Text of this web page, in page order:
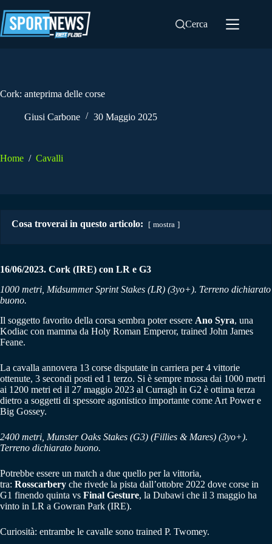
al
contenuto
Cerca
Cork: anteprima delle corse
Giusi Carbone 30 Maggio 2025
Home / Cavalli
Cosa troverai in questo articolo: mostra
16/06/2023. Cork (IRE) con LR e G3
1000 metri, Midsummer Sprint Stakes (LR) (3yo+). Terreno dichiarato
buono.
Il soggetto favorito della corsa sembra poter essere Ano Syra, una
Kodiac con mamma da Holy Roman Emperor, trained John James
Feane.
La cavalla annovera 13 corse disputate in carriera per 4 vittorie
ottenute, 3 secondi posti ed 1 terzo. Si è sempre mossa dai 1000 metri
ai 1200 metri ed il 27 maggio 2023 al Curragh in G2 è ottima terza
dietro a soggetti di spessore agonistico importante come Art Power e
Big Gossey.
2400 metri, Munster Oaks Stakes (G3) (Fillies & Mares) (3yo+).
Terreno dichiarato buono.
Potrebbe essere un match a due quello per la vittoria,
tra: Rosscarbery che rivede la pista dall’ottobre 2022 dove corse in
G1 finendo quinta vs Final Gesture, la Dubawi che il 3 maggio ha
vinto in LR a Gowran Park (IRE).
Curiosità: entrambe le cavalle sono trained P. Twomey.